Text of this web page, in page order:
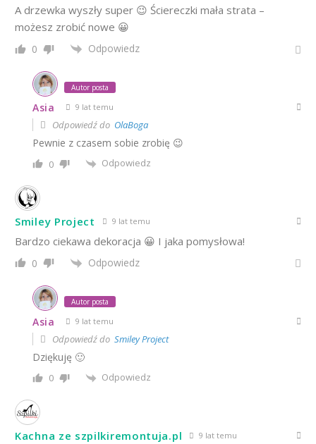
A drzewka wyszły super 😉 Ściereczki mała strata –
możesz zrobić nowe 😀
0 Odpowiedz
Autor posta
Asia 9 lat temu
Odpowiedź do OlaBoga
Pewnie z czasem sobie zrobię 😉
0 Odpowiedz
Smiley Project 9 lat temu
Bardzo ciekawa dekoracja 😀 I jaka pomysłowa!
0 Odpowiedz
Autor posta
Asia 9 lat temu
Odpowiedź do Smiley Project
Dziękuję 🙂
0 Odpowiedz
Kachna ze szpilkiremontuja.pl 9 lat temu